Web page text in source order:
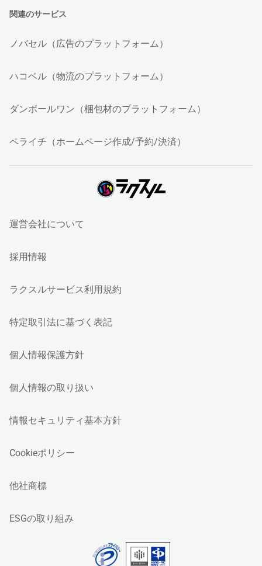
関連のサービス
ノバセル（広告のプラットフォーム）
ハコベル（物流のプラットフォーム）
ダンボールワン（梱包材のプラットフォーム）
ペライチ（ホームページ作成/予約/決済）
運営会社について
採用情報
ラクスルサービス利用規約
特定取引法に基づく表記
個人情報保護方針
個人情報の取り扱い
情報セキュリティ基本方針
Cookieポリシー
他社商標
ESGの取り組み